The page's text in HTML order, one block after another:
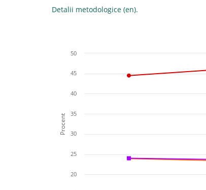
Detalii metodologice (en).
Procent
20
25
30
35
40
45
50